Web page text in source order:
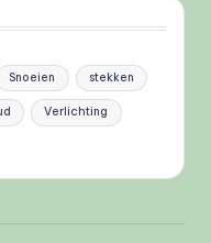
Snoeien stekken
Verlichting